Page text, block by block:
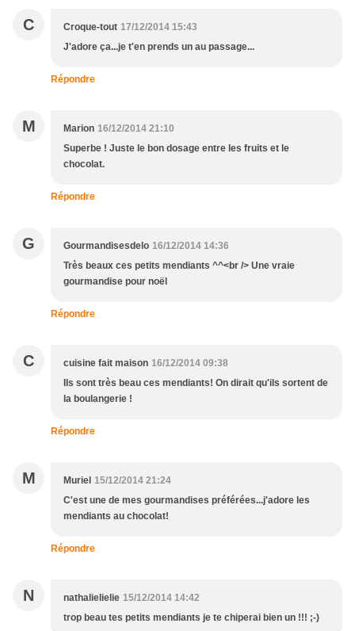
C Croque-tout 17/12/2014 15:43
J'adore ça...je t'en prends un au passage...
Répondre
M Marion 16/12/2014 21:10
Superbe ! Juste le bon dosage entre les fruits et le
chocolat.
Répondre
G Gourmandisesdelo 16/12/2014 14:36
Très beaux ces petits mendiants ^^<br /> Une vraie
gourmandise pour noël
Répondre
C cuisine fait maison 16/12/2014 09:38
Ils sont très beau ces mendiants! On dirait qu'ils sortent de
la boulangerie !
Répondre
M Muriel 15/12/2014 21:24
C'est une de mes gourmandises préférées...j'adore les
mendiants au chocolat!
Répondre
N nathalielielie 15/12/2014 14:42
trop beau tes petits mendiants je te chiperai bien un !!! ;-)